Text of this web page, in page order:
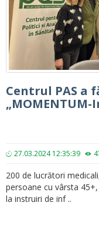
Centrul PAS
27.03.2024 12:35:39
200 de lucrători
persoane cu vârsta
la instruiri de inf ..